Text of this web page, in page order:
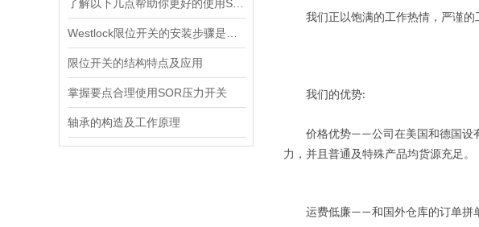
限位开关的结构特点及应用
掌握要点合理使用SOR压力开关
轴承的构造及工作原理
我们正以饱满的工作热情，严谨的
我们的优势:
价格优势——公司在美国和德国设
力，并且普通及特殊产品均货源充足。
运费低廉——和国外仓库的订单拼